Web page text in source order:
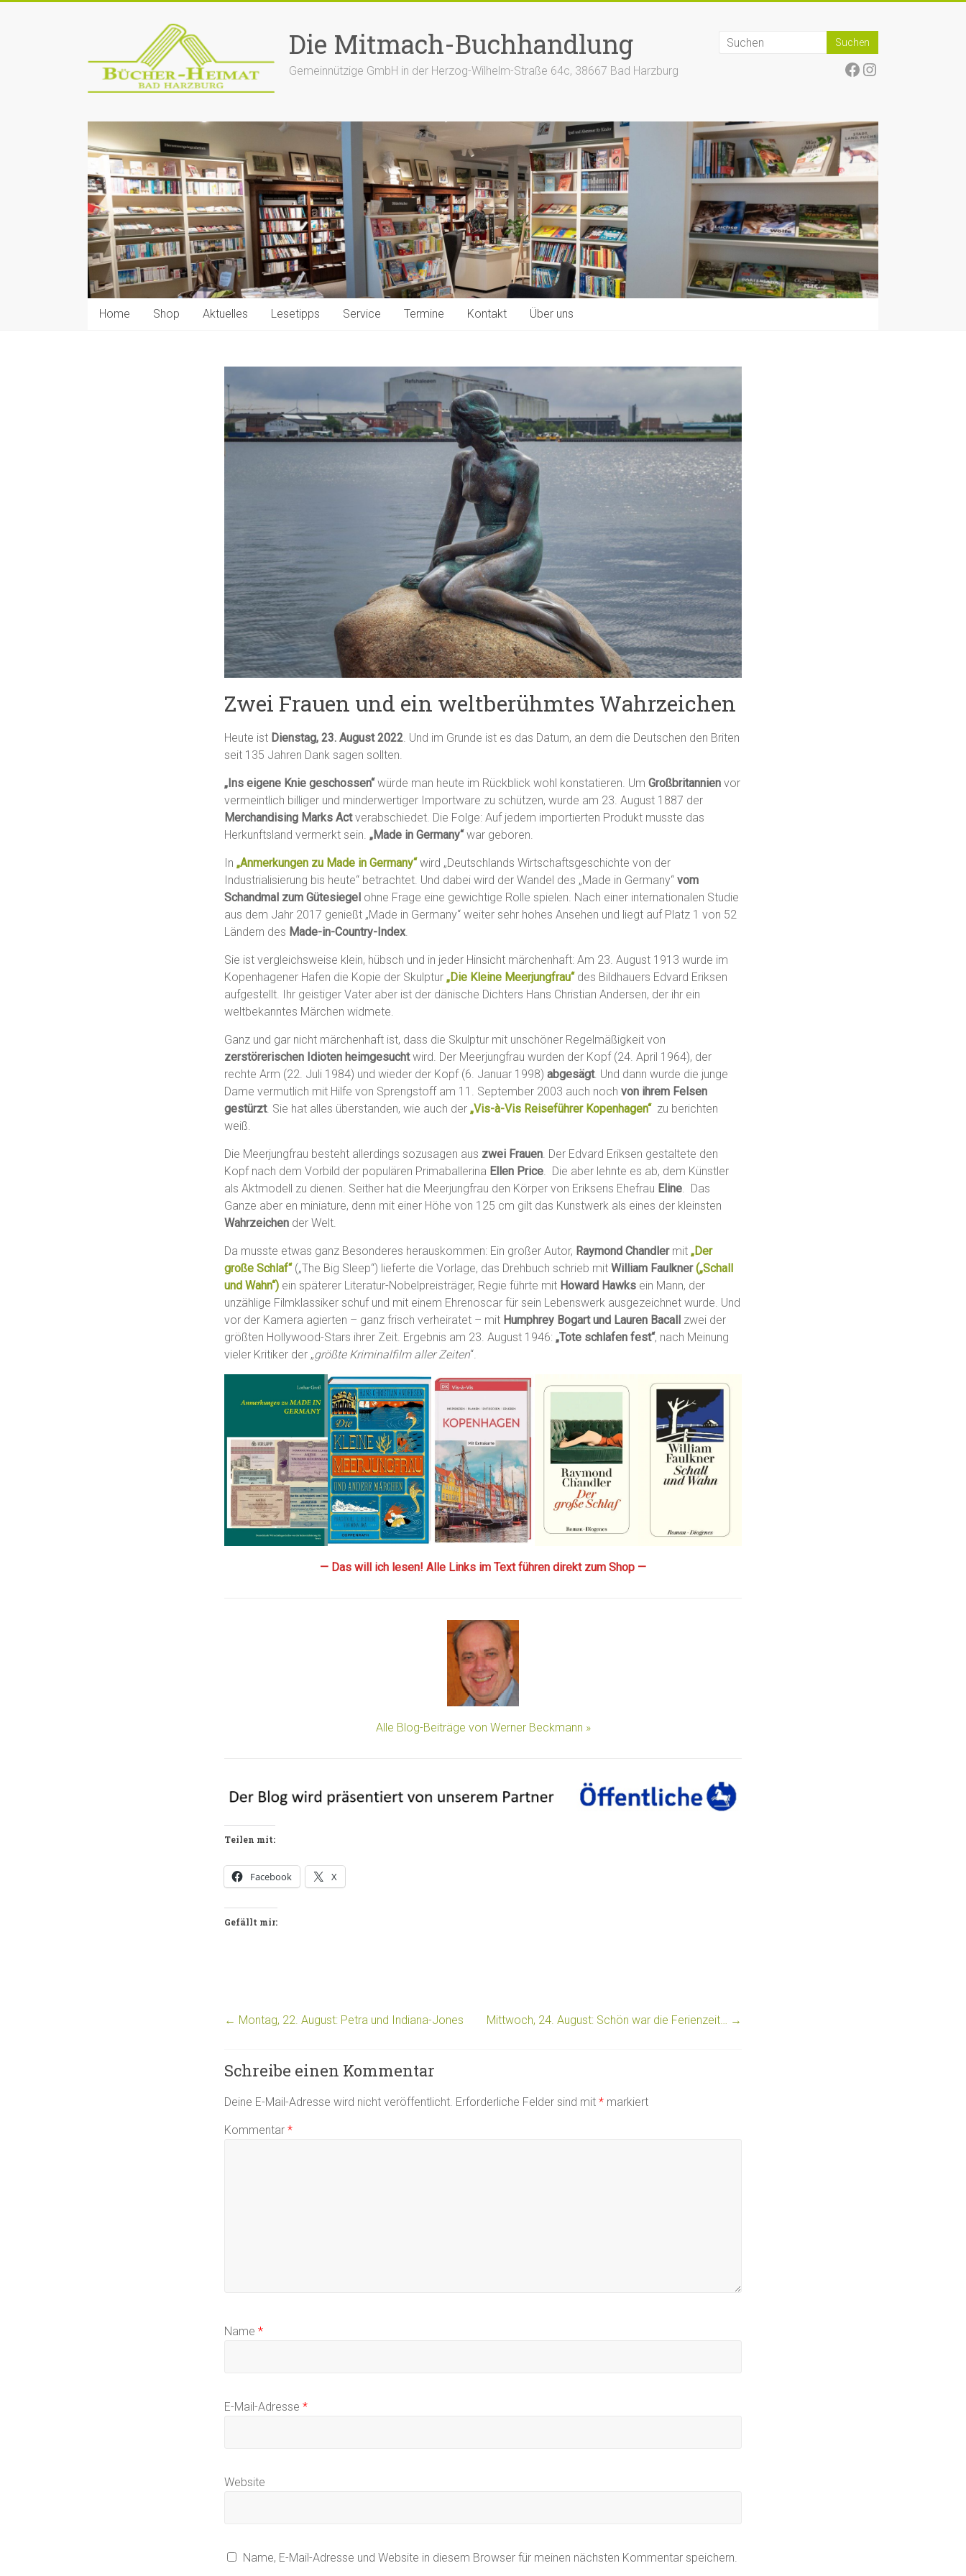
Die Mitmach-Buchhandlung
Gemeinnützige GmbH in der Herzog-Wilhelm-Straße 64c, 38667 Bad Harzburg Facebook
Instagram
Home Shop Aktuelles Lesetipps Service Termine Kontakt Über uns
Zwei Frauen und ein weltberühmtes Wahrzeichen
Heute ist Dienstag, 23. August 2022. Und im Grunde ist es das Datum, an dem die Deutschen den Briten
seit 135 Jahren Dank sagen sollten.
„Ins eigene Knie geschossen“würde man heute im Rückblick wohl konstatieren. Um Großbritannien vor
vermeintlich billiger und minderwertiger Importware zu schützen, wurde am 23. August 1887 der
Merchandising Marks Actverabschiedet. Die Folge: Auf jedem importierten Produkt musste das
Herkunftsland vermerkt sein. „Made in Germany“war geboren.
In „Anmerkungen zu Made in Germany“wird „Deutschlands Wirtschaftsgeschichte von der
Industrialisierung bis heute“ betrachtet. Und dabei wird der Wandel des „Made in Germany“ vom
Schandmal zum Gütesiegel ohne Frage eine gewichtige Rolle spielen. Nach einer internationalen Studie
aus dem Jahr 2017 genießt „Made in Germany“ weiter sehr hohes Ansehen und liegt auf Platz 1 von 52
Ländern des Made-in-Country-Index.
Sie ist vergleichsweise klein, hübsch und in jeder Hinsicht märchenhaft: Am 23. August 1913 wurde im
Kopenhagener Hafen die Kopie der Skulptur „Die Kleine Meerjungfrau“des Bildhauers Edvard Eriksen
aufgestellt. Ihr geistiger Vater aber ist der dänische Dichters Hans Christian Andersen, der ihr ein
weltbekanntes Märchen widmete.
Ganz und gar nicht märchenhaft ist, dass die Skulptur mit unschöner Regelmäßigkeit von
zerstörerischen Idioten heimgesuchtwird. Der Meerjungfrau wurden der Kopf (24. April 1964), der
rechte Arm (22. Juli 1984) und wieder der Kopf (6. Januar 1998) abgesägt. Und dann wurde die junge
Dame vermutlich mit Hilfe von Sprengstoff am 11. September 2003 auch noch von ihrem Felsen
gestürzt. Sie hat alles überstanden, wie auch der „Vis-à-Vis Reiseführer Kopenhagen“ zu berichten
weiß.
Die Meerjungfrau besteht allerdings sozusagen aus zwei Frauen. Der Edvard Eriksen gestaltete den
Kopf nach dem Vorbild der populären Primaballerina Ellen Price. Die aber lehnte es ab, dem Künstler
als Aktmodell zu dienen. Seither hat die Meerjungfrau den Körper von Eriksens Ehefrau Eline. Das
Ganze aber en miniature, denn mit einer Höhe von 125 cm gilt das Kunstwerk als eines der kleinsten
Wahrzeichen der Welt.
Da musste etwas ganz Besonderes herauskommen: Ein großer Autor, Raymond Chandlermit „Der
große Schlaf“(„The Big Sleep“) lieferte die Vorlage, das Drehbuch schrieb mit William Faulkner („Schall
und Wahn“) ein späterer Literatur-Nobelpreisträger, Regie führte mit Howard Hawks ein Mann, der
unzählige Filmklassiker schuf und mit einem Ehrenoscar für sein Lebenswerk ausgezeichnet wurde. Und
vor der Kamera agierten – ganz frisch verheiratet – mit Humphrey Bogart und Lauren Bacall zwei der
größten Hollywood-Stars ihrer Zeit. Ergebnis am 23. August 1946: „Tote schlafen fest“, nach Meinung
vieler Kritiker der „größte Kriminalfilm aller Zeiten“.
— Das will ich lesen! Alle Links im Text führen direkt zum Shop —
Alle Blog-Beiträge von Werner Beckmann »
Teilen mit:
Facebook X
Gefällt mir:
← Montag, 22. August: Petra und Indiana-Jones Mittwoch, 24. August: Schön war die Ferienzeit… →
Schreibe einen Kommentar
Deine E-Mail-Adresse wird nicht veröffentlicht. Erforderliche Felder sind mit * markiert
Kommentar *
Name *
E-Mail-Adresse *
Website
Name, E-Mail-Adresse und Website in diesem Browser für meinen nächsten Kommentar speichern.